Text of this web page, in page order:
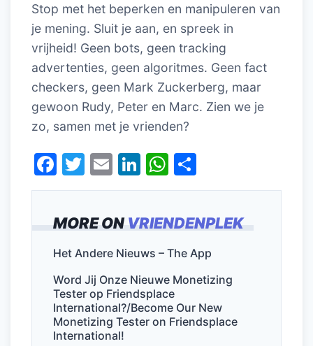
MORE ONVRIENDENPLEK
Het Andere Nieuws – The App
Word Jij Onze Nieuwe Monetizing
Tester op Friendsplace
International?/Become Our New
Monetizing Tester on Friendsplace
International!
Stop met het beperken en manipuleren van
je mening. Sluit je aan, en spreek in
vrijheid! Geen bots, geen tracking
advertenties, geen algoritmes. Geen fact
checkers, geen Mark Zuckerberg, maar
gewoon Rudy, Peter en Marc. Zien we je
zo, samen met je vrienden?
F
a
e
b
o
o
k
T
w
er
E
m
l
Li
n
e
dI
n
W
h
s
A
p
p
el
n